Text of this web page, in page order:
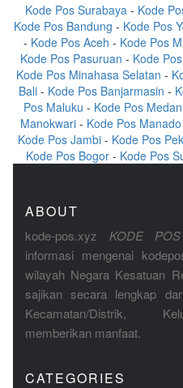
Kode Pos Surabaya - Kode
Kode Pos Bandung - Kode Pos
- Kode Pos Aceh - Kode Pos
Kode Pos Pasuruan - Kode
Kode Pos Minahasa Selatan -
Bali- Kode Pos Banjarmasin -
Pos Maluku - Kode Pos Medan
Manokwari - Kode Pos Manado
Kode Pos Jambi- Kode Pos
Kode Pos Bogor - Kode Pos
ABOUT
kode-pos.xyz KODE
informasi mengenai
wilayah Negara Kesatuan
sajikan secara lengkap
Kecamatan/Distrik,
memberikan manfaat.
CATEGORIES